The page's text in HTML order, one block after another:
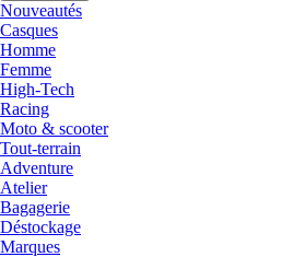
Nouveautés
Casques
Homme
Femme
High-Tech
Racing
Moto & scooter
Tout-terrain
Adventure
Atelier
Bagagerie
Déstockage
Marques